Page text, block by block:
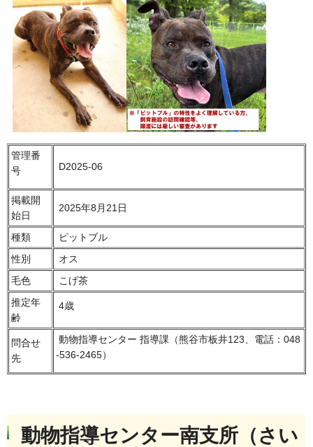
管理番
号
D2025-06
掲載開
始日
2025年8月21日
種類
ピットブル
性別
オス
毛色
こげ茶
推定年
齢
4歳
問合せ
先
動物指導センター 指導課（熊谷市板井123、電話：048
-536-2465）
動物指導センター南支所（さい